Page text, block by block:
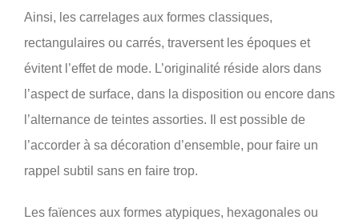
Ainsi, les carrelages aux formes classiques,
rectangulaires ou carrés, traversent les époques et
évitent l’effet de mode. L’originalité réside alors dans
l’aspect de surface, dans la disposition ou encore dans
l’alternance de teintes assorties. Il est possible de
l’accorder à sa décoration d’ensemble, pour faire un
rappel subtil sans en faire trop.
Les faïences aux formes atypiques, hexagonales ou